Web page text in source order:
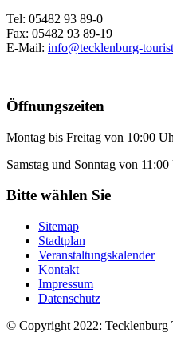
Tel: 05482 93 89-0
Fax: 05482 93 89-19
E-Mail: info@tecklenburg-
Öffnungszeiten
Montag bis Freitag von 10:00
Samstag und Sonntag von
Bitte wählen Sie
Sitemap
Stadtplan
Veranstaltungskalender
Kontakt
Impressum
Datenschutz
© Copyright 2022: Tecklenburg